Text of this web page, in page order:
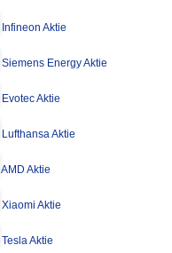
Infineon Aktie
Siemens Energy Aktie
Evotec Aktie
Lufthansa Aktie
AMD Aktie
Xiaomi Aktie
Tesla Aktie